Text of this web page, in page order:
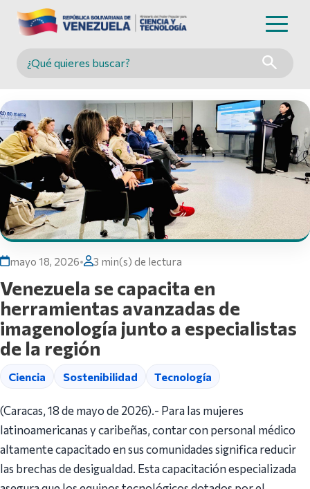
Buscar en MINCYT
mayo 18, 2026• 3 min(s) de lectura
Venezuela se capacita en
herramientas avanzadas de
imagenología junto a especialistas
de la región
Ciencia Sostenibilidad Tecnología
(Caracas, 18 de mayo de 2026).- Para las mujeres
latinoamericanas y caribeñas, contar con personal médico
altamente capacitado en sus comunidades significa reducir
las brechas de desigualdad. Esta capacitación especializada